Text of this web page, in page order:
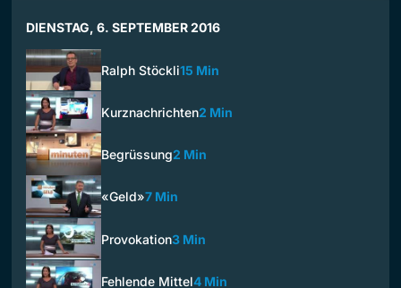
DIENSTAG, 6. SEPTEMBER 2016
Ralph Stöckli15 Min
Kurznachrichten2 Min
Begrüssung2 Min
«Geld»7 Min
Provokation3 Min
Fehlende Mittel4 Min